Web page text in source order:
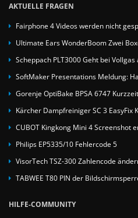
AKTUELLE FRAGEN
Fairphone 4 Videos werden nicht
Ultimate Ears WonderBoom Zwei
Scheppach PLT3000 Geht bei Vollgas
SoftMaker Presentations Meldung:
Gorenje OptiBake BPSA 6747
Kärcher Dampfreiniger SC 3 EasyFix
CUBOT Kingkong Mini 4 Screenshot
Philips EP5335/10 Fehlercode 5
VisorTech TSZ-300 Zahlencode
TABWEE T80 PIN der
HILFE-COMMUNITY